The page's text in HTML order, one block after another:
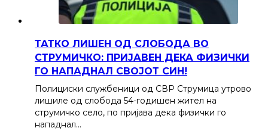
ТАТКО ЛИШЕН ОД СЛОБОДА ВО
СТРУМИЧКО: ПРИЈАВЕН ДЕКА ФИЗИЧКИ
ГО НАПАДНАЛ СВОЈОТ СИН!
Полициски службеници од СВР Струмица утрово
лишиле од слобода 54-годишен жител на
струмичко село, по пријава дека физички го
нападнал…